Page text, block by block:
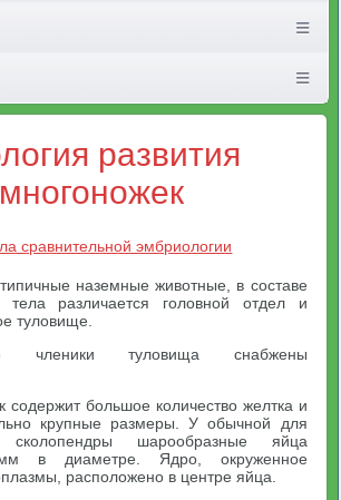
развития
многоножек
сравнительной эмбриологии
наземные животные, в составе
тела различается головной отдел и
туловище.
членики туловища снабжены
содержит большое количество желтка и
крупные размеры. У обычной для
шарообразные яйца
в диаметре. Ядро, окруженное
расположено в центре яйца.